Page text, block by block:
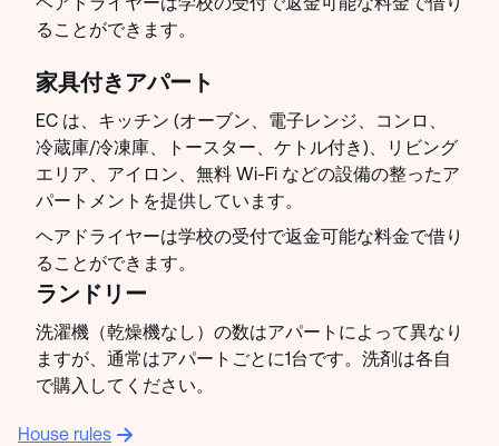
ることができます。
家具付きアパート
EC は、キッチン (オーブン、電子レンジ、コンロ、
冷蔵庫/冷凍庫、トースター、ケトル付き)、リビング
エリア、アイロン、無料 Wi-Fi などの設備の整ったア
パートメントを提供しています。
ヘアドライヤーは学校の受付で返金可能な料金で借り
ることができます。
ランドリー
洗濯機（乾燥機なし）の数はアパートによって異なり
ますが、通常はアパートごとに1台です。洗剤は各自
で購入してください。
House rules